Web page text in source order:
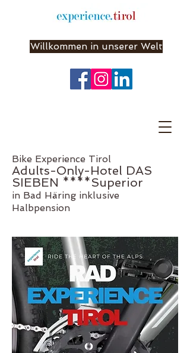
Willkommen in unserer Welt
Bike Experience Tirol
Adults-Only-Hotel DAS
SIEBEN ****Superior
in Bad Häring inklusive
Halbpension